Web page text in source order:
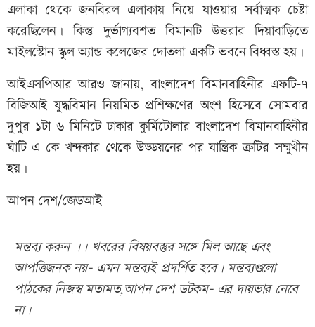
এলাকা থেকে জনবিরল এলাকায় নিয়ে যাওয়ার সর্বাত্মক চেষ্টা
করেছিলেন। কিন্তু দুর্ভাগ্যবশত বিমানটি উত্তরার দিয়াবাড়িতে
মাইলস্টোন স্কুল অ্যান্ড কলেজের দোতলা একটি ভবনে বিধ্বস্ত হয়।
আইএসপিআর আরও জানায়, বাংলাদেশ বিমানবাহিনীর এফটি-৭
বিজিআই যুদ্ধবিমান নিয়মিত প্রশিক্ষণের অংশ হিসেবে সোমবার
দুপুর ১টা ৬ মিনিটে ঢাকার কুর্মিটোলার বাংলাদেশ বিমানবাহিনীর
ঘাঁটি এ কে খন্দকার থেকে উড্ডয়নের পর যান্ত্রিক ত্রুটির সম্মুখীন
হয়।
আপন দেশ/জেডআই
মন্তব্য করুন ।। খবরের বিষয়বস্তুর সঙ্গে মিল আছে এবং
আপত্তিজনক নয়- এমন মন্তব্যই প্রদর্শিত হবে। মন্তব্যগুলো
পাঠকের নিজস্ব মতামত,আপন দেশ ডটকম- এর দায়ভার নেবে
না।